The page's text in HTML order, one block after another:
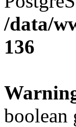
/data/
136
boolean